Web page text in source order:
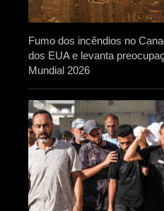
Fumo dos incêndios no
dos EUA e levanta
Mundial 2026